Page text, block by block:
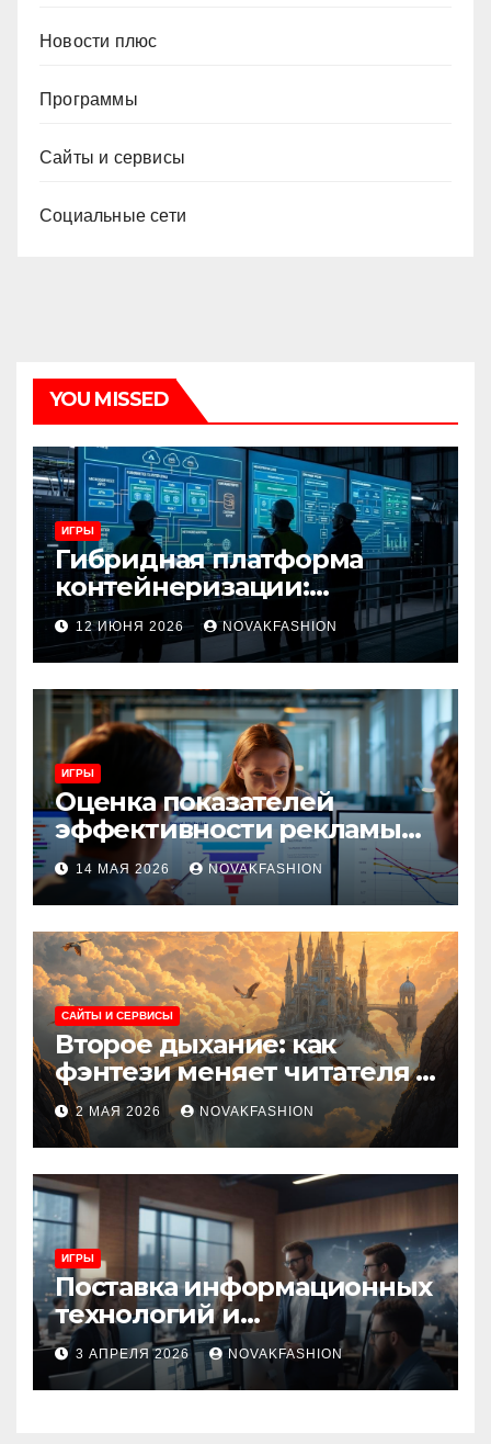
Новости плюс
Программы
Сайты и сервисы
Социальные сети
YOU MISSED
ИГРЫ
Гибридная платформа
контейнеризации:
архитектура, особенности
и сценарии использования
12 ИЮНЯ 2026 NOVAKFASHION
ИГРЫ
Оценка показателей
эффективности рекламы
при атрибуции
множественных точек
касания
14 МАЯ 2026 NOVAKFASHION
САЙТЫ И СЕРВИСЫ
Второе дыхание: как
фэнтези меняет читателя и
культуру
2 МАЯ 2026 NOVAKFASHION
ИГРЫ
Поставка информационных
технологий и
инновационные решения
3 АПРЕЛЯ 2026 NOVAKFASHION